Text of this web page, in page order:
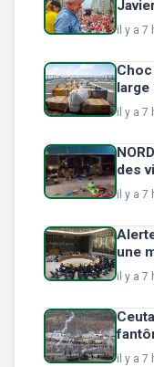
il y a 7
large
il y a 7
des
il y a 7
une
il y a 7
il y a 7